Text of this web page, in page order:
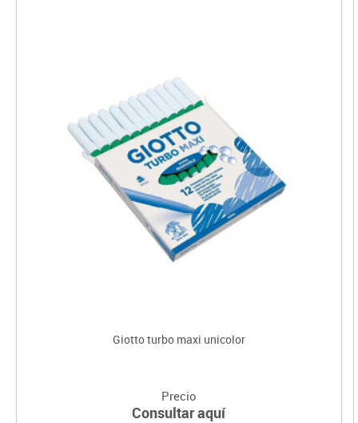
Giotto turbo maxi unicolor
Precio
Consultar aquí